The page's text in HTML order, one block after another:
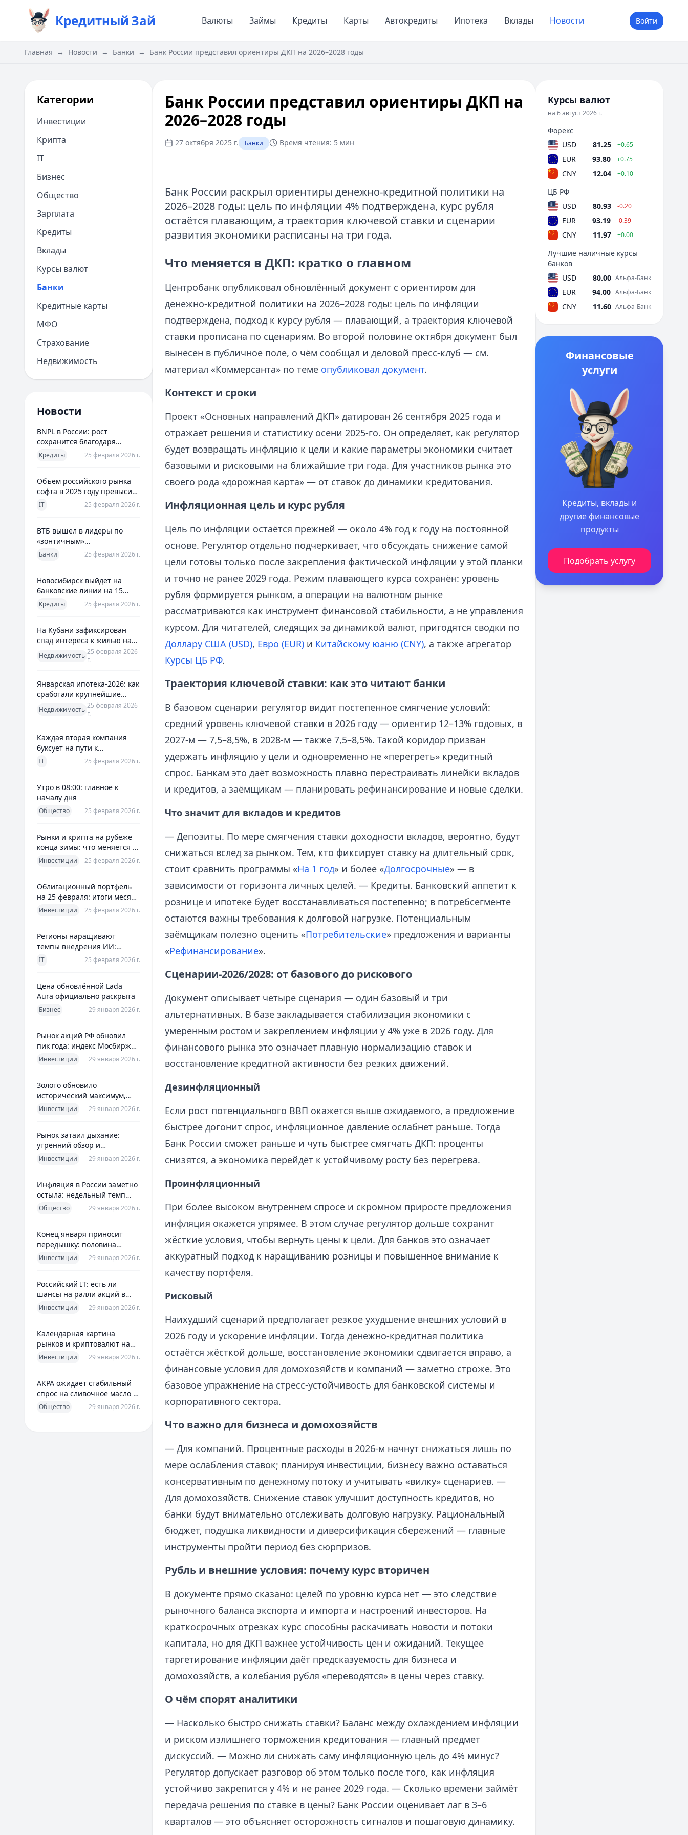
КредитныйЗай Валюты Займы Кредиты Карты Автокредиты Ипотека Вклады Новости Войти
Главная → Новости → Банки → Банк России представил ориентиры ДКП на 2026–2028 годы
Категории
Инвестиции
Крипта
IT
Бизнес
Общество
Зарплата
Кредиты
Вклады
Курсы валют
Банки
Кредитные карты
МФО
Страхование
Недвижимость
Новости
BNPL в России: рост
сохранится благодаря
новым сценариям
использования
Кредиты 25 февраля 2026 г.
Объем российского рынка
софта в 2025 году превысил
800 млрд рублей
IT 25 февраля 2026 г.
ВТБ вышел в лидеры по
«зонтичным»
поручительствам для МСП
Банки 25 февраля 2026 г.
Новосибирск выйдет на
банковские линии на 15
млрд рублей для закрытия
дефицита
Кредиты 25 февраля 2026 г.
На Кубани зафиксирован
спад интереса к жилью на
Недвижимость 25 февраля 2026
г.
Январская ипотека-2026: как
сработали крупнейшие
банки и что это значит для
заемщиков
Недвижимость 25 февраля 2026
г.
Каждая вторая компания
буксует на пути к
полноценной ERP
IT 25 февраля 2026 г.
Утро в 08:00: главное к
началу дня
Общество 25 февраля 2026 г.
Рынки и крипта на рубеже
конца зимы: что меняется к
25 февраля 2026
Инвестиции 25 февраля 2026 г.
Облигационный портфель
на 25 февраля: итоги месяца
и планы на март
Инвестиции 25 февраля 2026 г.
Регионы наращивают
темпы внедрения ИИ:
главное из отраслевого
IT 25 февраля 2026 г.
Цена обновлённой Lada
Aura официально раскрыта
Бизнес 29 января 2026 г.
Рынок акций РФ обновил
пик года: индекс Мосбиржи
на новом максимуме 2026-го
Инвестиции 29 января 2026 г.
Золото обновило
исторический максимум,
превысив планку в $5600 за
Инвестиции 29 января 2026 г.
Рынок затаил дыхание:
утренний обзор и
ориентиры для инвесторов
Инвестиции 29 января 2026 г.
Инфляция в России заметно
остыла: недельный темп
упал более чем вдвое
Общество 29 января 2026 г.
Конец января приносит
передышку: половина
годовой цели ЦБ «сделана»
Инвестиции 29 января 2026 г.
Российский IT: есть ли
шансы на ралли акций в
2026 без опоры на ИИ
Инвестиции 29 января 2026 г.
Календарная картина
рынков и криптовалют на
четверг, 29 января 2026
Инвестиции 29 января 2026 г.
АКРА ожидает стабильный
спрос на сливочное масло в
2026 году
Общество 29 января 2026 г.
Банк России представил ориентиры ДКП на
2026–2028 годы
27 октября 2025 г. Банки Время чтения: 5 мин
Банк России раскрыл ориентиры денежно‑кредитной политики на
2026–2028 годы: цель по инфляции 4% подтверждена, курс рубля
остаётся плавающим, а траектория ключевой ставки и сценарии
развития экономики расписаны на три года.
Что меняется в ДКП: кратко о главном
Центробанк опубликовал обновлённый документ с ориентиром для
денежно‑кредитной политики на 2026–2028 годы: цель по инфляции
подтверждена, подход к курсу рубля — плавающий, а траектория ключевой
ставки прописана по сценариям. Во второй половине октября документ был
вынесен в публичное поле, о чём сообщал и деловой пресс‑клуб — см.
материал «Коммерсанта» по теме опубликовал документ.
Контекст и сроки
Проект «Основных направлений ДКП» датирован 26 сентября 2025 года и
отражает решения и статистику осени 2025‑го. Он определяет, как регулятор
будет возвращать инфляцию к цели и какие параметры экономики считает
базовыми и рисковыми на ближайшие три года. Для участников рынка это
своего рода «дорожная карта» — от ставок до динамики кредитования.
Инфляционная цель и курс рубля
Цель по инфляции остаётся прежней — около 4% год к году на постоянной
основе. Регулятор отдельно подчеркивает, что обсуждать снижение самой
цели готовы только после закрепления фактической инфляции у этой планки
и точно не ранее 2029 года. Режим плавающего курса сохранён: уровень
рубля формируется рынком, а операции на валютном рынке
рассматриваются как инструмент финансовой стабильности, а не управления
курсом. Для читателей, следящих за динамикой валют, пригодятся сводки по
Доллару США (USD), Евро (EUR)и Китайскому юаню (CNY), а также агрегатор
Курсы ЦБ РФ.
Траектория ключевой ставки: как это читают банки
В базовом сценарии регулятор видит постепенное смягчение условий:
средний уровень ключевой ставки в 2026 году — ориентир 12–13% годовых, в
2027‑м — 7,5–8,5%, в 2028‑м — также 7,5–8,5%. Такой коридор призван
удержать инфляцию у цели и одновременно не «перегреть» кредитный
спрос. Банкам это даёт возможность плавно перестраивать линейки вкладов
и кредитов, а заёмщикам — планировать рефинансирование и новые сделки.
Что значит для вкладов и кредитов
— Депозиты. По мере смягчения ставки доходности вкладов, вероятно, будут
снижаться вслед за рынком. Тем, кто фиксирует ставку на длительный срок,
стоит сравнить программы «На 1 год» и более «Долгосрочные» — в
зависимости от горизонта личных целей. — Кредиты. Банковский аппетит к
рознице и ипотеке будет восстанавливаться постепенно; в потребсегменте
остаются важны требования к долговой нагрузке. Потенциальным
заёмщикам полезно оценить «Потребительские» предложения и варианты
«Рефинансирование».
Сценарии-2026/2028: от базового до рискового
Документ описывает четыре сценария — один базовый и три
альтернативных. В базе закладывается стабилизация экономики с
умеренным ростом и закреплением инфляции у 4% уже в 2026 году. Для
финансового рынка это означает плавную нормализацию ставок и
восстановление кредитной активности без резких движений.
Дезинфляционный
Если рост потенциального ВВП окажется выше ожидаемого, а предложение
быстрее догонит спрос, инфляционное давление ослабнет раньше. Тогда
Банк России сможет раньше и чуть быстрее смягчать ДКП: проценты
снизятся, а экономика перейдёт к устойчивому росту без перегрева.
Проинфляционный
При более высоком внутреннем спросе и скромном приросте предложения
инфляция окажется упрямее. В этом случае регулятор дольше сохранит
жёсткие условия, чтобы вернуть цены к цели. Для банков это означает
аккуратный подход к наращиванию розницы и повышенное внимание к
качеству портфеля.
Рисковый
Наихудший сценарий предполагает резкое ухудшение внешних условий в
2026 году и ускорение инфляции. Тогда денежно‑кредитная политика
остаётся жёсткой дольше, восстановление экономики сдвигается вправо, а
финансовые условия для домохозяйств и компаний — заметно строже. Это
базовое упражнение на стресс‑устойчивость для банковской системы и
корпоративного сектора.
Что важно для бизнеса и домохозяйств
— Для компаний. Процентные расходы в 2026‑м начнут снижаться лишь по
мере ослабления ставок; планируя инвестиции, бизнесу важно оставаться
консервативным по денежному потоку и учитывать «вилку» сценариев. —
Для домохозяйств. Снижение ставок улучшит доступность кредитов, но
банки будут внимательно отслеживать долговую нагрузку. Рациональный
бюджет, подушка ликвидности и диверсификация сбережений — главные
инструменты пройти период без сюрпризов.
Рубль и внешние условия: почему курс вторичен
В документе прямо сказано: целей по уровню курса нет — это следствие
рыночного баланса экспорта и импорта и настроений инвесторов. На
краткосрочных отрезках курс способны раскачивать новости и потоки
капитала, но для ДКП важнее устойчивость цен и ожиданий. Текущее
таргетирование инфляции даёт предсказуемость для бизнеса и
домохозяйств, а колебания рубля «переводятся» в цены через ставку.
О чём спорят аналитики
— Насколько быстро снижать ставки? Баланс между охлаждением инфляции
и риском излишнего торможения кредитования — главный предмет
дискуссий. — Можно ли снижать саму инфляционную цель до 4% минус?
Регулятор допускает разговор об этом только после того, как инфляция
устойчиво закрепится у 4% и не ранее 2029 года. — Сколько времени займёт
передача решения по ставке в цены? Банк России оценивает лаг в 3–6
кварталов — это объясняет осторожность сигналов и пошаговую динамику.
Курсы валют
на 6 август 2026 г.
Форекс
USD
81.25 +0.65
EUR 93.80 +0.75
CNY 12.04 +0.10
ЦБ РФ
USD
80.93 -0.20
EUR 93.19 -0.39
CNY 11.97 +0.00
Лучшие наличные курсы
банков
USD
80.00 Альфа-Банк
EUR 94.00 Альфа-Банк
CNY 11.60 Альфа-Банк
Финансовые
услуги
Кредиты, вклады и
другие финансовые
продукты
Подобрать услугу